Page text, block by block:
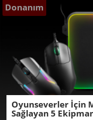
Oyunseverler İçin
Sağlayan 5
Donanım